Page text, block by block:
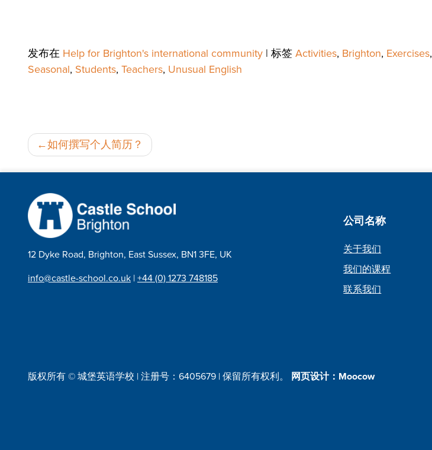
发布在 Help for Brighton's international community | 标签Activities, Brighton, Exercises,
Seasonal, Students, Teachers, Unusual English
邮
政
导
航
如何撰写个人简历？
12 Dyke Road, Brighton, East Sussex, BN1 3FE, UK
info@castle-school.co.uk |+44 (0) 1273 748185
公司名称
关于我们
我们的课程
联系我们
版权所有 © 城堡英语学校 | 注册号：6405679 | 保留所有权利。 网页设计：Moocow